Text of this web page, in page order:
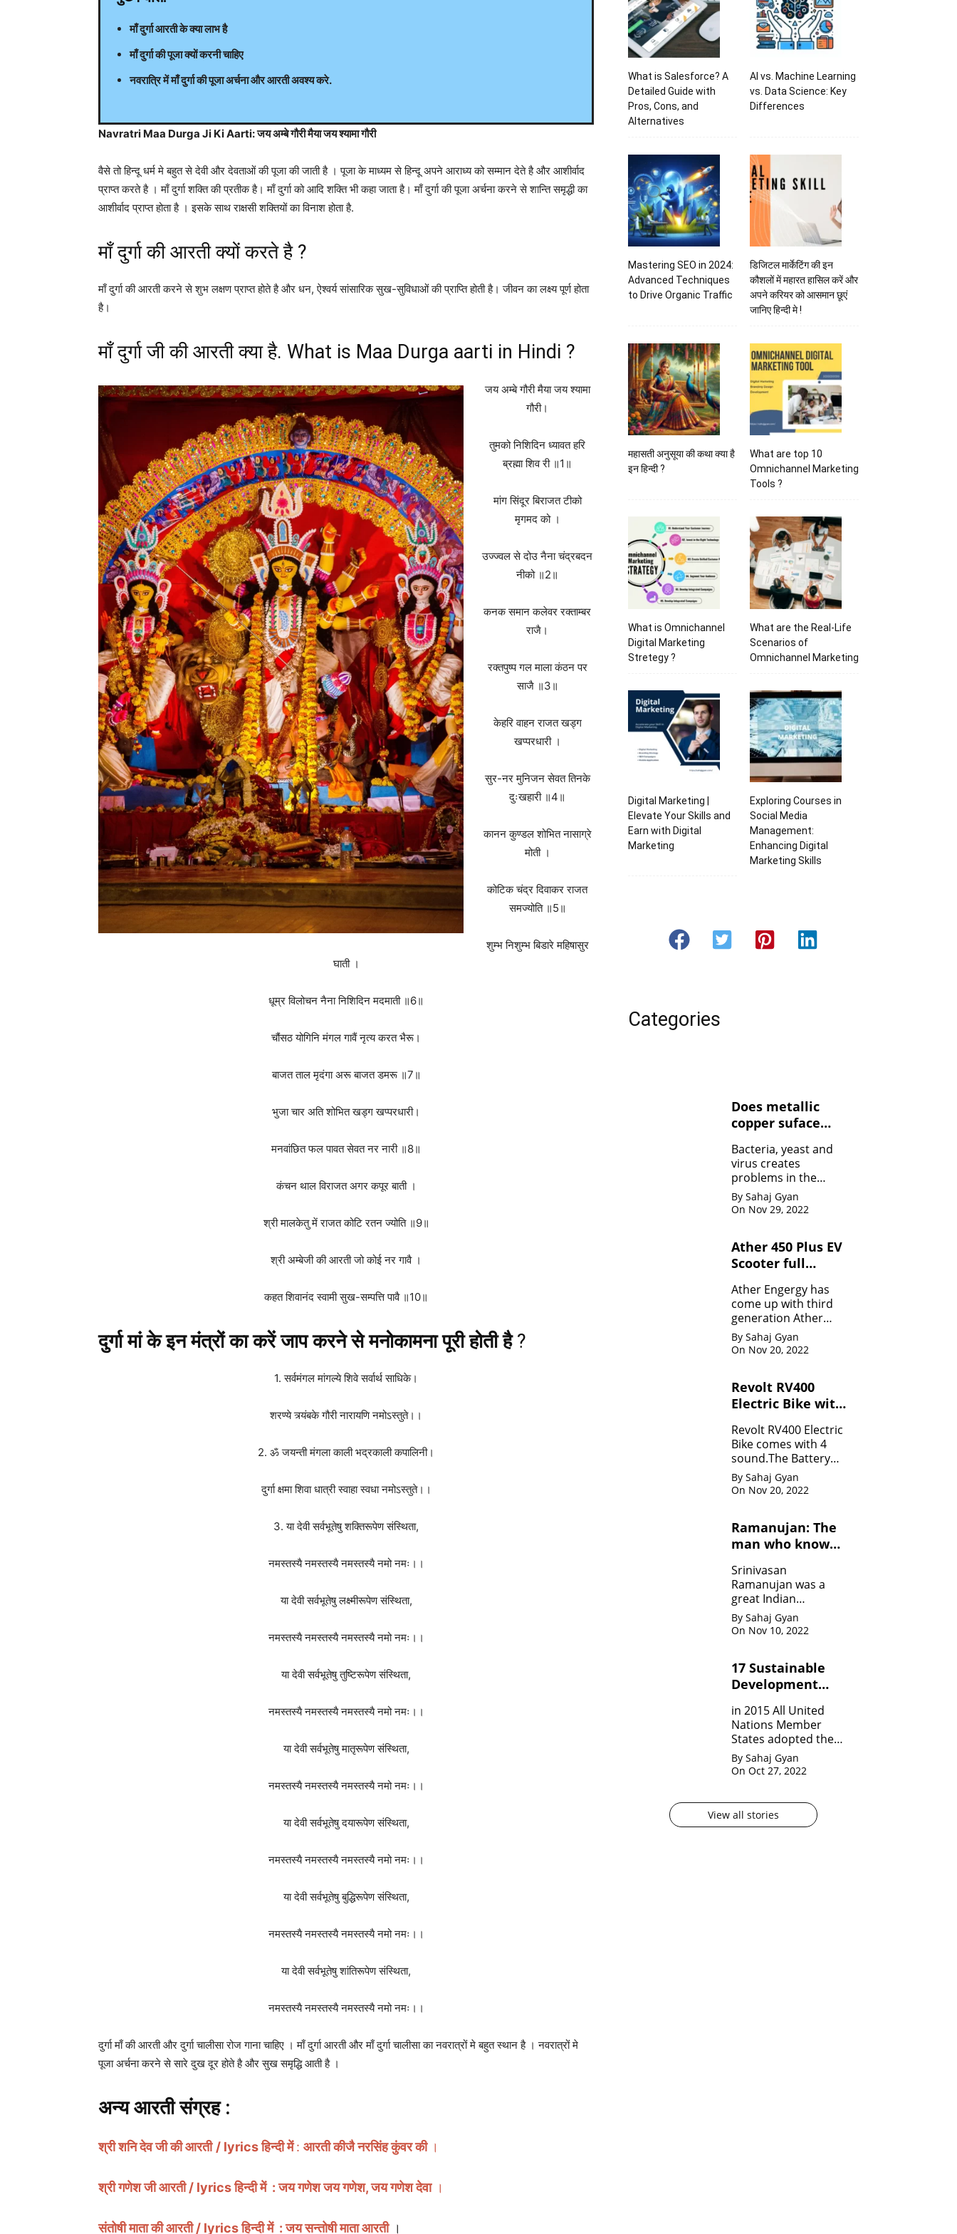
हिन्दी
एवं
अंग्रेजी
जानकारी
बढ़ाए
माँ दुर्गा आरती के क्या लाभ है
माँ दुर्गा की पूजा क्यों करनी चाहिए
नवरात्रि में माँ दुर्गा की पूजा अर्चना और आरती अवश्य करे.
Navratri Maa Durga Ji Ki Aarti: जय अम्बे गौरी मैया जय श्यामा गौरी
वैसे तो हिन्दू धर्म मे बहुत से देवी और देवताओं की पूजा की जाती है । पूजा के माध्यम से हिन्दू अपने आराध्य को सम्मान देते है और आशीर्वाद
प्राप्त करते है । माँ दुर्गा शक्ति की प्रतीक है। माँ दुर्गा को आदि शक्ति भी कहा जाता है। माँ दुर्गा की पूजा अर्चना करने से शान्ति समृद्धी का
आशीर्वाद प्राप्त होता है । इसके साथ राक्षसी शक्तियों का विनाश होता है.
माँ दुर्गा की आरती क्यों करते है ?
माँ दुर्गा की आरती करने से शुभ लक्षण प्राप्त होते है और धन, ऐश्वर्य सांसारिक सुख-सुविधाओं की प्राप्ति होती है। जीवन का लक्ष्य पूर्ण होता
है।
माँ दुर्गा जी की आरती क्या है. What is Maa Durga aarti in Hindi ?
जय अम्बे गौरी मैया जय श्यामा
गौरी।
तुमको निशिदिन ध्यावत हरि
ब्रह्मा शिव री ॥1॥
मांग सिंदूर बिराजत टीको
मृगमद को ।
उज्ज्वल से दोउ नैना चंद्रबदन
नीको ॥2॥
कनक समान कलेवर रक्ताम्बर
राजै।
रक्तपुष्प गल माला कंठन पर
साजै ॥3॥
केहरि वाहन राजत खड्ग
खप्परधारी ।
सुर-नर मुनिजन सेवत तिनके
दुःखहारी ॥4॥
कानन कुण्डल शोभित नासाग्रे
मोती ।
कोटिक चंद्र दिवाकर राजत
समज्योति ॥5॥
शुम्भ निशुम्भ बिडारे महिषासुर
घाती ।
धूम्र विलोचन नैना निशिदिन मदमाती ॥6॥
चौंसठ योगिनि मंगल गावैं नृत्य करत भैरू।
बाजत ताल मृदंगा अरू बाजत डमरू ॥7॥
भुजा चार अति शोभित खड्ग खप्परधारी।
मनवांछित फल पावत सेवत नर नारी ॥8॥
कंचन थाल विराजत अगर कपूर बाती ।
श्री मालकेतु में राजत कोटि रतन ज्योति ॥9॥
श्री अम्बेजी की आरती जो कोई नर गावै ।
कहत शिवानंद स्वामी सुख-सम्पत्ति पावै ॥10॥
दुर्गा मां के इन मंत्रों का करें जाप करने से मनोकामना पूरी होती है?
1. सर्वमंगल मांगल्ये शिवे सर्वार्थ साधिके।
शरण्ये त्र्यंबके गौरी नारायणि नमोऽस्तुते।।
2. ॐ जयन्ती मंगला काली भद्रकाली कपालिनी।
दुर्गा क्षमा शिवा धात्री स्वाहा स्वधा नमोऽस्तुते।।
3. या देवी सर्वभूतेषु शक्तिरूपेण संस्थिता,
नमस्तस्यै नमस्तस्यै नमस्तस्यै नमो नमः।।
या देवी सर्वभूतेषु लक्ष्मीरूपेण संस्थिता,
नमस्तस्यै नमस्तस्यै नमस्तस्यै नमो नमः।।
या देवी सर्वभूतेषु तुष्टिरूपेण संस्थिता,
नमस्तस्यै नमस्तस्यै नमस्तस्यै नमो नमः।।
या देवी सर्वभूतेषु मातृरूपेण संस्थिता,
नमस्तस्यै नमस्तस्यै नमस्तस्यै नमो नमः।।
या देवी सर्वभूतेषु दयारूपेण संस्थिता,
नमस्तस्यै नमस्तस्यै नमस्तस्यै नमो नमः।।
या देवी सर्वभूतेषु बुद्धिरूपेण संस्थिता,
नमस्तस्यै नमस्तस्यै नमस्तस्यै नमो नमः।।
या देवी सर्वभूतेषु शांतिरूपेण संस्थिता,
नमस्तस्यै नमस्तस्यै नमस्तस्यै नमो नमः।।
दुर्गा माँ की आरती और दुर्गा चालीसा रोज गाना चाहिए । माँ दुर्गा आरती और माँ दुर्गा चालीसा का नवरात्रों मे बहुत स्थान है । नवरात्रों मे
पूजा अर्चना करने से सारे दुख दूर होते है और सुख समृद्धि आती है ।
अन्य आरती संग्रह :
श्री शनि देव जी की आरती / lyrics हिन्दी में: आरती कीजै नरसिंह कुंवर की ।
श्री गणेश जी आरती / lyrics हिन्दी में : जय गणेश जय गणेश, जय गणेश देवा।
संतोषी माता की आरती / lyrics हिन्दी में : जय सन्तोषी माता आरती।
What is Salesforce? A
Detailed Guide with
Pros, Cons, and
Alternatives
AI vs. Machine Learning
vs. Data Science: Key
Differences
Mastering SEO in 2024:
Advanced Techniques
to Drive Organic Traffic
डिजिटल मार्केटिंग की इन
कौशलों में महारत हासिल करें और
अपने करियर को आसमान छूएं
जानिए हिन्दी मे !
महासती अनुसूया की कथा क्या है
इन हिन्दी ?
What are top 10
Omnichannel Marketing
Tools ?
What is Omnichannel
Digital Marketing
Stretegy ?
What are the Real-Life
Scenarios of
Omnichannel Marketing
Digital Marketing |
Elevate Your Skills and
Earn with Digital
Marketing
Exploring Courses in
Social Media
Management:
Enhancing Digital
Marketing Skills
Categories
Does metallic
copper suface
yeasts, and
viruses ?
Bacteria, yeast and
virus creates
problems in the
human body. Copper
contact can kill the
By Sahaj Gyan
On Nov 29, 2022
Ather 450 Plus EV
Scooter full
Ather Engergy has
come up with third
generation Ather
450Plus EV scooter.It
is loaded with all the
By Sahaj Gyan
On Nov 20, 2022
Revolt RV400
Electric Bike with
Revolt RV400 Electric
Bike comes with 4
sound.The Battery
can be charged like
mobile.
By Sahaj Gyan
On Nov 20, 2022
Ramanujan: The
man who know
Srinivasan
Ramanujan was a
great Indian
Mathematician who,
in his very short span
system, Infinite
Theorem and
analysis.
By Sahaj Gyan
On Nov 10, 2022
17 Sustainable
Development
Nation?
in 2015 All United
Nations Member
States adopted the
agenda for 2030 for
sustainable
17 in numbers.
By Sahaj Gyan
On Oct 27, 2022
View all stories